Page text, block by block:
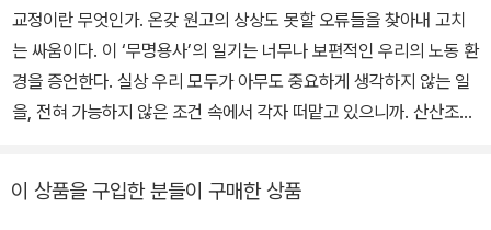
교정이란 무엇인가. 온갖 원고의 상상도 못할 오류들을 찾아내 고치
는 싸움이다. 이 ‘무명용사’의 일기는 너무나 보편적인 우리의 노동 환
경을 증언한다. 실상 우리 모두가 아무도 중요하게 생각하지 않는 일
을, 전혀 가능하지 않은 조건 속에서 각자 떠맡고 있으니까. 산산조각
려 넘어진다. 이 넘어짐을 정확히 보려는 고통스러운 노력 속에서 교
이 상품을 구입한 분들이 구매한 상품